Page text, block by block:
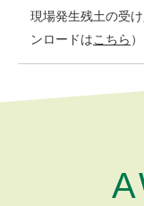
現場発生残土の受
ンロードはこちら ）